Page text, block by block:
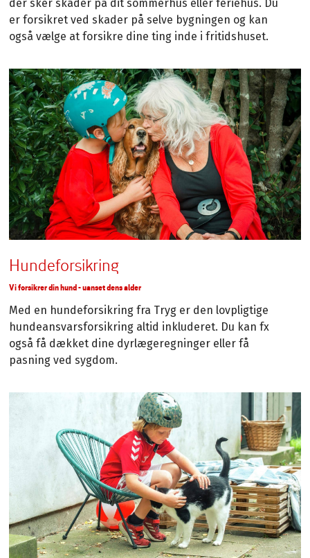
der sker skader på dit sommerhus eller feriehus. Du
er forsikret ved skader på selve bygningen og kan
også vælge at forsikre dine ting inde i fritidshuset.
Hundeforsikring
Vi forsikrer din hund - uanset dens alder
Med en hundeforsikring fra Tryg er den lovpligtige
hundeansvarsforsikring altid inkluderet. Du kan fx
også få dækket dine dyrlægeregninger eller få
pasning ved sygdom.